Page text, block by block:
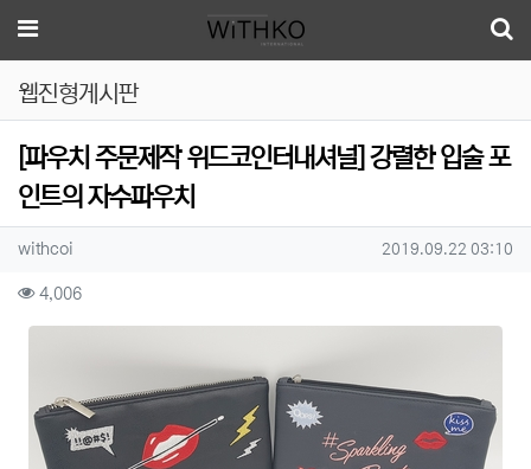
메뉴
웹진형게시판
[파우치 주문제작 위드코인터내셔널] 강렬한 입술 포
인트의 자수파우치
작성자 정보
withcoi 작성일
2019.09.22 03:10
컨텐츠 정보
4,006조회